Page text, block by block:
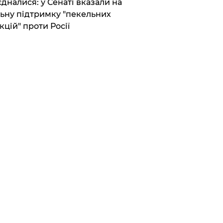
у Сенаті вказали на
підтримку "пекельних
проти Росії